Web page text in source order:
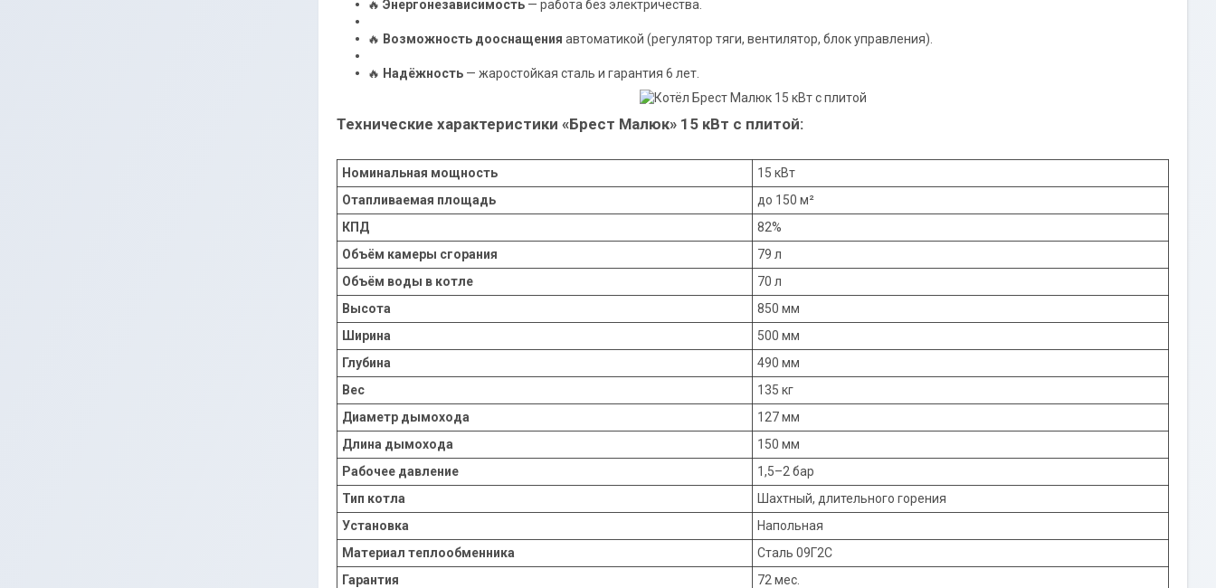
🔥 Энергонезависимость — работа без электричества.
🔥 Возможность дооснащения автоматикой (регулятор тяги, вентилятор, блок управления).
🔥 Надёжность — жаростойкая сталь и гарантия 6 лет.
Технические характеристики «Брест Малюк» 15 кВт с плитой:
Номинальная мощность
15 кВт
Отапливаемая площадь
до 150 м²
КПД
82%
Объём камеры сгорания
79 л
Объём воды в котле
70 л
Высота
850 мм
Ширина
500 мм
Глубина
490 мм
Вес
135 кг
Диаметр дымохода
127 мм
Длина дымохода
150 мм
Рабочее давление
1,5–2 бар
Тип котла
Шахтный, длительного горения
Установка
Напольная
Материал теплообменника
Сталь 09Г2С
Гарантия
72 мес.